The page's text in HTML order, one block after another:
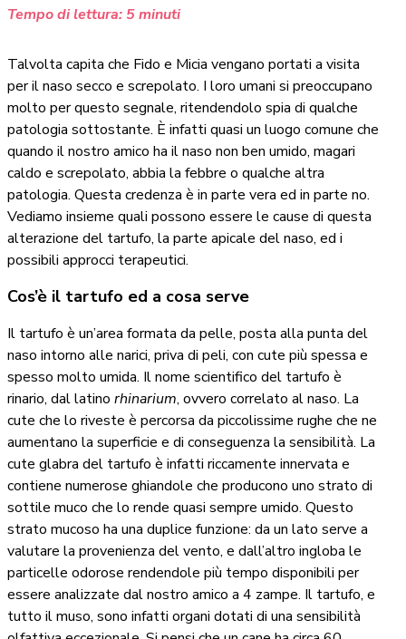
Tempo di lettura: 5minuti
Talvolta capita che Fido e Micia vengano portati a visita
per il naso secco e screpolato. I loro umani si preoccupano
molto per questo segnale, ritendendolo spia di qualche
patologia sottostante. È infatti quasi un luogo comune che
quando il nostro amico ha il naso non ben umido, magari
caldo e screpolato, abbia la febbre o qualche altra
patologia. Questa credenza è in parte vera ed in parte no.
Vediamo insieme quali possono essere le cause di questa
alterazione del tartufo, la parte apicale del naso, ed i
possibili approcci terapeutici.
Cos’è il tartufo ed a cosa serve
Il tartufo è un’area formata da pelle, posta alla punta del
naso intorno alle narici, priva di peli, con cute più spessa e
spesso molto umida. Il nome scientifico del tartufo è
rinario, dal latino rhinarium, ovvero correlato al naso. La
cute che lo riveste è percorsa da piccolissime rughe che ne
aumentano la superficie e di conseguenza la sensibilità. La
cute glabra del tartufo è infatti riccamente innervata e
contiene numerose ghiandole che producono uno strato di
sottile muco che lo rende quasi sempre umido. Questo
strato mucoso ha una duplice funzione: da un lato serve a
valutare la provenienza del vento, e dall’altro ingloba le
particelle odorose rendendole più tempo disponibili per
essere analizzate dal nostro amico a 4 zampe. Il tartufo, e
tutto il muso, sono infatti organi dotati di una sensibilità